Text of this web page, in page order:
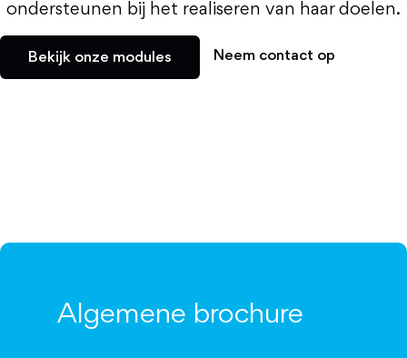
ondersteunen bij het realiseren van haar doelen.
Bekijk onze modules Neem contact op
Algemene brochure